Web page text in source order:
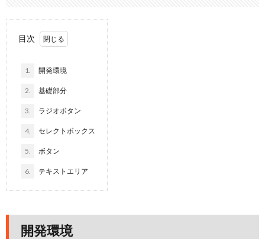
目次
1. 開発環境
2. 基礎部分
3. ラジオボタン
4. セレクトボックス
5. ボタン
6. テキストエリア
開発環境